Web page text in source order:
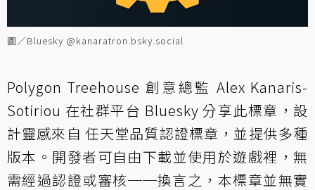
圖／Bluesky @kanaratron.bsky.social‬
Polygon Treehouse 創意總監 Alex Kanaris-
Sotiriou 在社群平台 Bluesky 分享此標章，設
計靈感來自 任天堂品質認證標章，並提供多種
版本。開發者可自由下載並使用於遊戲裡，無
需經過認證或審核──換言之，本標章並無實